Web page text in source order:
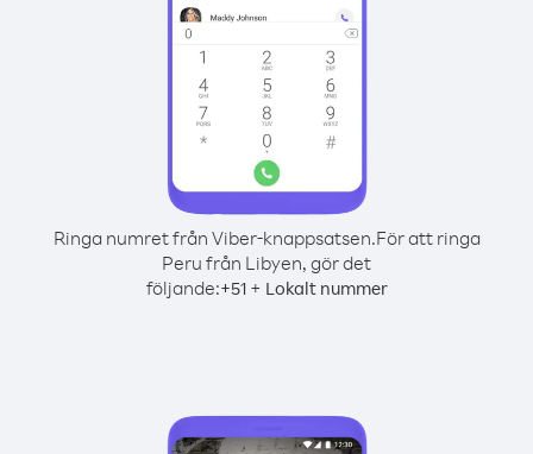
Ringa numret från Viber-knappsatsen.För att ringa
Peru från Libyen, gör det
följande:+51+ Lokalt nummer